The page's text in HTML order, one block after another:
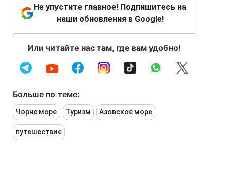
Не упустите главное! Подпишитесь на
наши обновления в Google!
Или читайте нас там, где вам удобно!
Больше по теме:
Чорне море Туризм Азовское море
путешествие